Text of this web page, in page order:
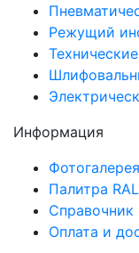
Режущий
Информация
Фотогалерея
Палитра RAL
Справочник
Оплата и